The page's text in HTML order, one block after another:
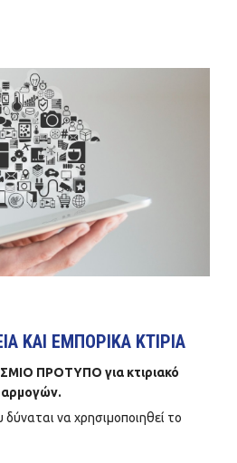
ΚΑΙ ΕΜΠΟΡΙΚΑ ΚΤΙΡΙΑ
ΠΡΟΤΥΠΟ για κτιριακό
να χρησιμοποιηθεί το